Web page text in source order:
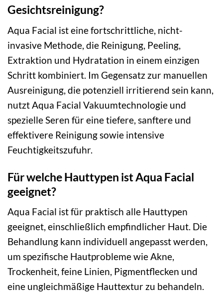
Gesichtsreinigung?
Aqua Facial ist eine fortschrittliche, nicht-
invasive Methode, die Reinigung, Peeling,
Extraktion und Hydratation in einem einzigen
Schritt kombiniert. Im Gegensatz zur manuellen
Ausreinigung, die potenziell irritierend sein kann,
nutzt Aqua Facial Vakuumtechnologie und
spezielle Seren für eine tiefere, sanftere und
effektivere Reinigung sowie intensive
Feuchtigkeitszufuhr.
Für welche Hauttypen ist Aqua Facial
geeignet?
Aqua Facial ist für praktisch alle Hauttypen
geeignet, einschließlich empfindlicher Haut. Die
Behandlung kann individuell angepasst werden,
um spezifische Hautprobleme wie Akne,
Trockenheit, feine Linien, Pigmentflecken und
eine ungleichmäßige Hauttextur zu behandeln.